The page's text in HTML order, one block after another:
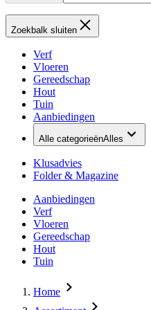
Zoekbalk sluiten
Verf
Vloeren
Gereedschap
Hout
Tuin
Aanbiedingen
Alle categorieënAlles
Klusadvies
Folder & Magazine
Aanbiedingen
Verf
Vloeren
Gereedschap
Hout
Tuin
Home